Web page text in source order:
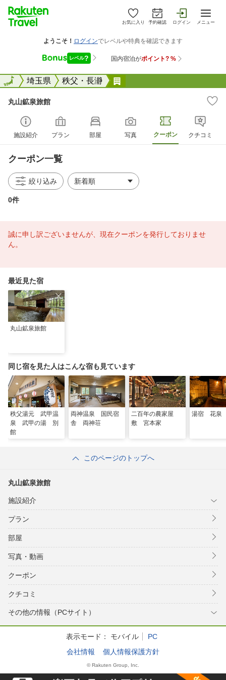
お気に入り 予約確認 ログイン メニュー
全国埼玉県 秩父・長瀞
全国
丸山鉱泉旅館
施設紹介 プラン 部屋 写真 クーポン クチコミ
クーポン一覧
絞り込み
0件
誠に申し訳ございませんが、現在クーポンを発行しておりませ
ん。
最近見た宿
丸山鉱泉旅館
同じ宿を見た人はこんな宿も見ています
秩父湯元 武甲温
泉 武甲の湯 別
館
両神温泉 国民宿
舎 両神荘
二百年の農家屋
敷 宮本家
湯宿 花泉
このページのトップへ
丸山鉱泉旅館
施設紹介
プラン
部屋
写真・動画
クーポン
クチコミ
その他の情報（PCサイト）
表示モード： モバイル
PC
会社情報
個人情報保護方針
© Rakuten Group, Inc.